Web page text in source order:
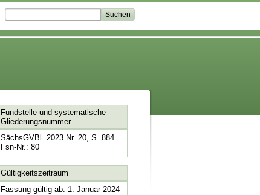
Fundstelle und systematische
Gliederungsnummer
SächsGVBl. 2023 Nr. 20, S. 884
Fsn-Nr.: 80
Gültigkeitszeitraum
Fassung gültig ab: 1. Januar 2024